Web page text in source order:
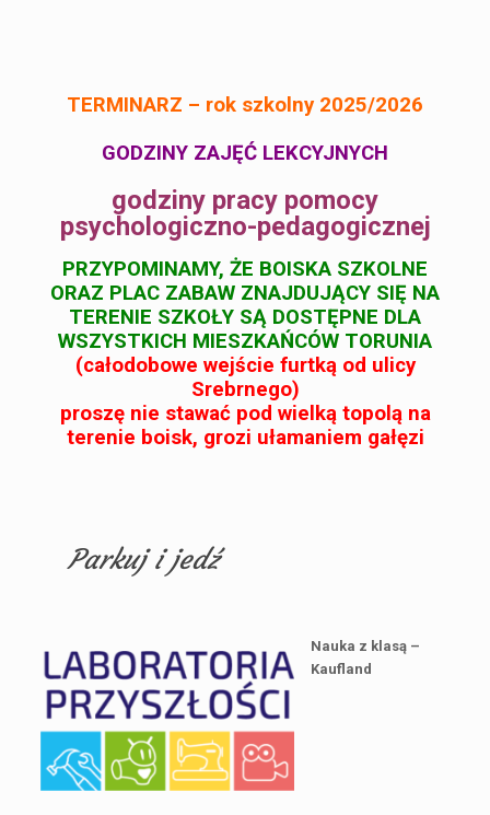
TERMINARZ – rok szkolny 2025/2026
GODZINY ZAJĘĆ LEKCYJNYCH
godziny pracy pomocy
psychologiczno-pedagogicznej
PRZYPOMINAMY, ŻE BOISKA SZKOLNE
ORAZ PLAC ZABAW ZNAJDUJĄCY SIĘ NA
TERENIE SZKOŁY SĄ DOSTĘPNE DLA
WSZYSTKICH MIESZKAŃCÓW TORUNIA
(całodobowe wejście furtką od ulicy
Srebrnego)
proszę nie stawać pod wielką topolą na
terenie boisk, grozi ułamaniem gałęzi
Parkuj i jedź
Nauka z klasą –
Kaufland